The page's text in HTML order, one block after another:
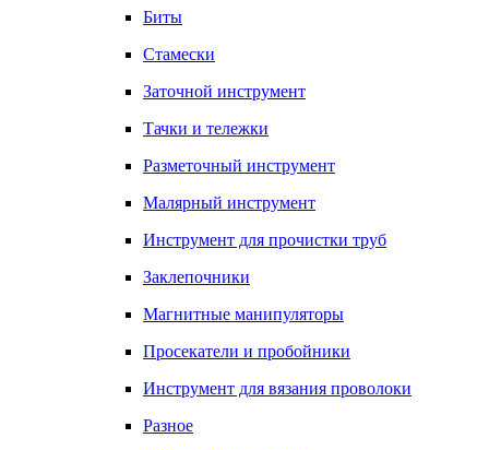
Биты
Стамески
Заточной инструмент
Тачки и тележки
Разметочный инструмент
Малярный инструмент
Инструмент для прочистки труб
Заклепочники
Магнитные манипуляторы
Просекатели и пробойники
Инструмент для вязания проволоки
Разное